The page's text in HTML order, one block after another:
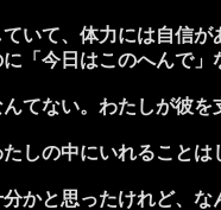
いて、体力には自信
「今日はこのへんで
てない。わたしが彼を
しの中にいれることは
かと思ったけれど、な